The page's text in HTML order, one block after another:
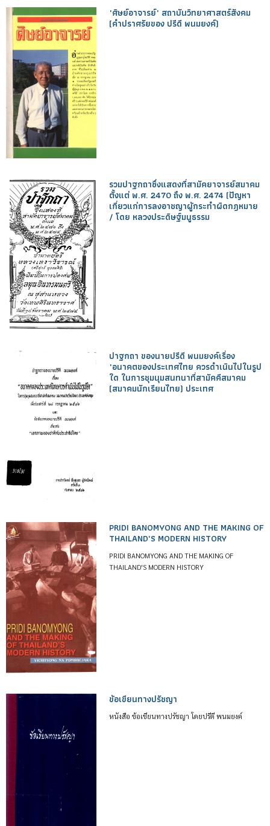
"ศิษย์อาจารย์" สถาบันวิทยาศาสตร์สังคม
(คำปราศรัยของ ปรีดี พนมยงค์)
รวมปาฐกถาซึ่งแสดงที่สามัคยาจารย์สมาคม
ตั้งแต่ พ.ศ. 2470 ถึง พ.ศ. 2474 (ปัญหา
เกี่ยวแก่การลงอาชญาผู้กระทำผิดกฎหมาย
/ โดย หลวงประดิษฐ์มนูธรรม
ปาฐกถา ของนายปรีดี พนมยงค์เรื่อง
"อนาคตของประเทศไทย ควรดำเนินไปในรูป
ใด ในการชุมนุมสนทนาที่สามัคคีสมาคม
(สมาคมนักเรียนไทย) ประเทศ
PRIDI BANOMYONG AND THE MAKING OF
THAILAND'S MODERN HISTORY
PRIDI BANOMYONG AND THE MAKING OF
THAILAND'S MODERN HISTORY
ข้อเขียนทางปรัชญา
หนังสือ ข้อเขียนทางปรัชญา โดยปรีดี พนมยงค์